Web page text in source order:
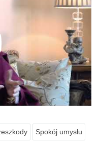
Spokój umysłu